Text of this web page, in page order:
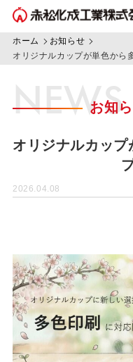
ホーム
お知らせ
オリジナルカップが単色から
NEWS
お知
オリジナルカップ
2026.04.08